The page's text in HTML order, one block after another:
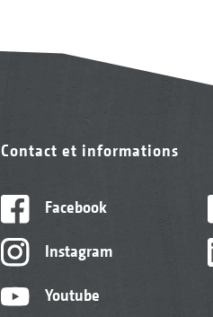
Contact et informations
Facebook
Instagram
Youtube